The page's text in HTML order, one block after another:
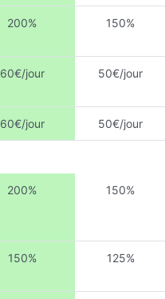
200% 150%
60€/jour 50€/jour
60€/jour 50€/jour
200% 150%
150% 125%